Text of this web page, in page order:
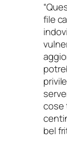
file
cose
bel